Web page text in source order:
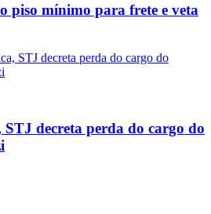
piso mínimo para frete e veta
STJ decreta perda do cargo do